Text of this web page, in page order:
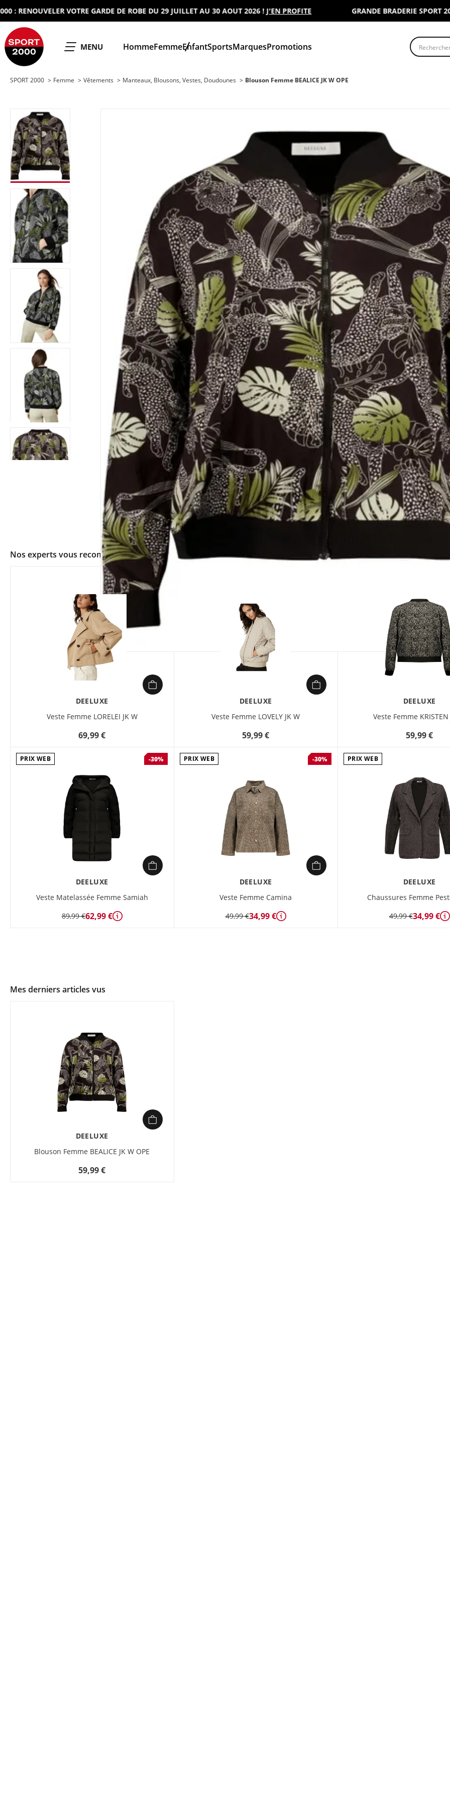
VOTRE GARDE DE ROBE DU 29 JUILLET AU 30 AOUT 2026 !J'EN PROFITE GRANDE BRADERIE SPORT 2000
OUVRIR LE
MENU HommeFemmeEnfantSportsMarquesPromotions
SPORT 2000 Femme Vêtements Manteaux, Blousons, Vestes, Doudounes Blouson Femme BEALICE JK W OPE
app.ui.shop.product.zoom
Nos experts vous recommandent
DEELUXE
Veste Femme LORELEI JK W
69,99 €
DEELUXE
Veste Femme LOVELY JK W
59,99 €
DEELUXE
Veste Femme KRISTEN
59,99 €
PRIX WEB -30%
DEELUXE
Veste Matelassée Femme Samiah
89,99 €62,99 € Détails
PRIX WEB -30%
DEELUXE
Veste Femme Camina
49,99 €34,99 € Détails
PRIX WEB
DEELUXE
Chaussures Femme
49,99 €34,99 €
Mes derniers articles vus
DEELUXE
Blouson Femme BEALICE JK W OPE
59,99 €